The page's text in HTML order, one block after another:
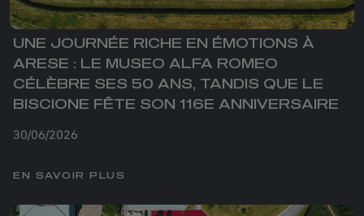
UNE JOURNÉE RICHE EN ÉMOTIONS À
ARESE : LE MUSEO ALFA ROMEO
CÉLÈBRE SES 50 ANS, TANDIS QUE LE
BISCIONE FÊTE SON 116E ANNIVERSAIRE
30/06/2026
EN SAVOIR PLUS